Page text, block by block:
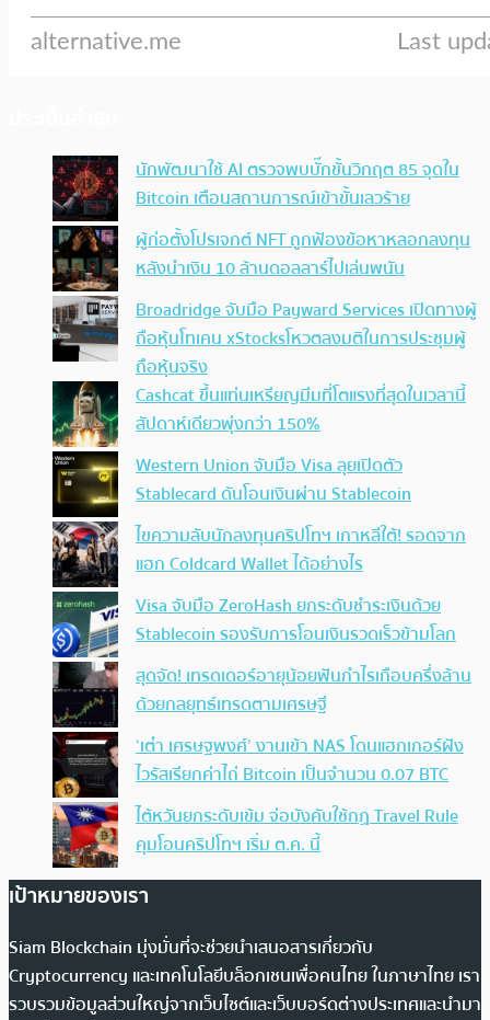
นักพัฒนาใช้ AI ตรวจพบบั๊กขั้นวิกฤต 85 จุดใน
Bitcoin เตือนสถานการณ์เข้าขั้นเลวร้าย
ผู้ก่อตั้งโปรเจกต์ NFT ถูกฟ้องข้อหาหลอกลงทุน
หลังนำเงิน 10 ล้านดอลลาร์ไปเล่นพนัน
Broadridge จับมือ Payward Services เปิดทางผู้
ถือหุ้นโทเคน xStocksโหวตลงมติในการประชุมผู้
ถือหุ้นจริง
Cashcat ขึ้นแท่นเหรียญมีมที่โตแรงที่สุดในเวลานี้
สัปดาห์เดียวพุ่งกว่า 150%
Western Union จับมือ Visa ลุยเปิดตัว
Stablecard ดันโอนเงินผ่าน Stablecoin
ไขความลับนักลงทุนคริปโทฯ เกาหลีใต้! รอดจาก
แฮก Coldcard Wallet ได้อย่างไร
Visa จับมือ ZeroHash ยกระดับชำระเงินด้วย
Stablecoin รองรับการโอนเงินรวดเร็วข้ามโลก
สุดจัด! เทรดเดอร์อายุน้อยฟันกำไรเกือบครึ่งล้าน
ด้วยกลยุทธ์เทรดตามเศรษฐี
‘เต๋า เศรษฐพงศ์’ งานเข้า NAS โดนแฮกเกอร์ฝัง
ไวรัสเรียกค่าไถ่ Bitcoin เป็นจำนวน 0.07 BTC
ไต้หวันยกระดับเข้ม จ่อบังคับใช้กฏ Travel Rule
คุมโอนคริปโทฯ เริ่ม ต.ค. นี้
เป้าหมายของเรา
Siam Blockchain มุ่งมั่นที่จะช่วยนำเสนอสารเกี่ยวกับ
Cryptocurrency และเทคโนโลยีบล็อกเชนเพื่อคนไทย ในภาษาไทย เรา
รวบรวมข้อมูลส่วนใหญ่จากเว็บไซต์และเว็บบอร์ดต่างประเทศและนำมา